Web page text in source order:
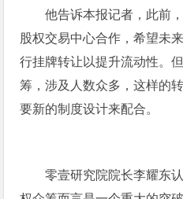
他告诉本报记者，此前
股权交易中心合作，希望未
行挂牌转让以提升流动性。
筹，涉及人数众多，这样的
要新的制度设计来配合。
零壹研究院院长李耀东